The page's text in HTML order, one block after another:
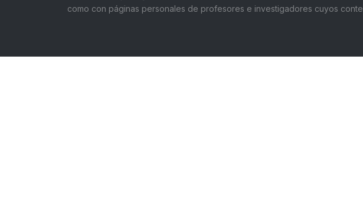
como con páginas personales de profesores e investigadores cuyos